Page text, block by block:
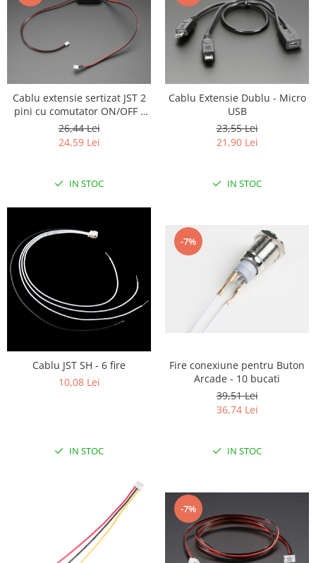
Cablu extensie sertizat JST 2
pini cu comutator ON/OFF -
JST PH2
26,44 Lei
24,59 Lei
IN STOC
Cablu Extensie Dublu - Micro
USB
23,55 Lei
21,90 Lei
IN STOC
Cablu JST SH - 6 fire
10,08 Lei
IN STOC
-7%
Fire conexiune pentru Buton
Arcade - 10 bucati
39,51 Lei
36,74 Lei
IN STOC
-7%